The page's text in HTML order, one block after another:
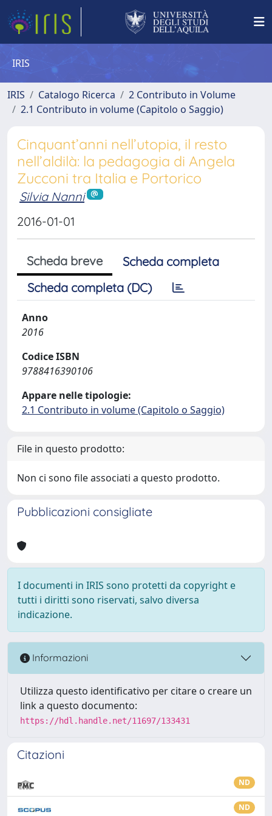
IRIS
IRIS Catalogo Ricerca
2 Contributo in Volume
2.1 Contributo in volume (Capitolo o Saggio)
Cinquant’anni nell’utopia, il resto
nell’aldilà: la pedagogia di Angela
Zucconi tra Italia e Portorico
Silvia Nanni
2016-01-01
Scheda breve
Scheda completa
Scheda completa (DC)
Anno
2016
Codice ISBN
9788416390106
Appare nelle tipologie:
2.1 Contributo in volume (Capitolo o Saggio)
File in questo prodotto:
Non ci sono file associati a questo prodotto.
Pubblicazioni consigliate
I documenti in IRIS sono protetti da copyright e
tutti i diritti sono riservati, salvo diversa
indicazione.
Informazioni
Utilizza questo identificativo per citare o creare un
link a questo documento:
https://hdl.handle.net/11697/133431
Citazioni
ND
ND